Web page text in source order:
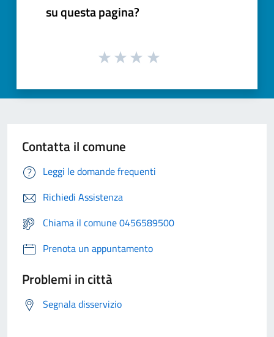
su questa pagina?
Contatta il comune
Leggi le domande frequenti
Richiedi Assistenza
Chiama il comune 0456589500
Prenota un appuntamento
Problemi in città
Segnala disservizio